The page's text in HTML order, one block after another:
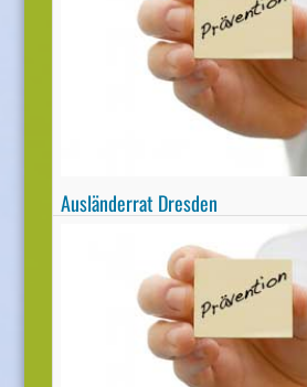
Zielgruppe: ab Klasse 7
Mehr informationen
Ausländerrat Dresden
GRENZEN ÜBERWINDEN -
Themen Migration, Flucht & Asyl,
Zielgruppe: ab Kl. 8
Mehr informationen